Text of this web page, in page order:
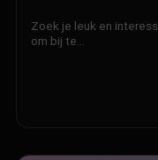
Zoek je leuk en
om bij te…